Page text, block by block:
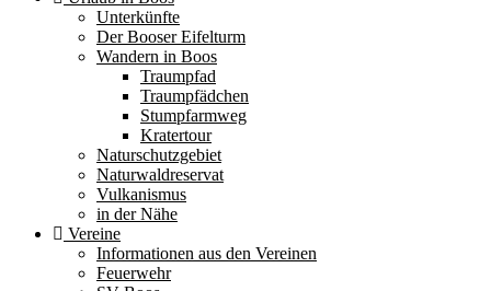
Unterkünfte
Der Booser Eifelturm
Wandern in Boos
Traumpfad
Traumpfädchen
Stumpfarmweg
Kratertour
Naturschutzgebiet
Naturwaldreservat
Vulkanismus
in der Nähe
Vereine
Informationen aus den Vereinen
Feuerwehr